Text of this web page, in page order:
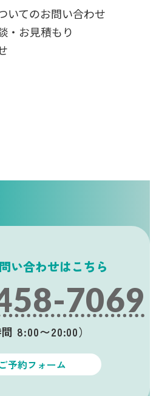
いてのお問い合わせ
・お見積もり
い合わせはこちら
7069
間 8:00〜20:00）
予約フォーム